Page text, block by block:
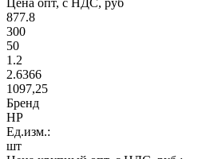
877.8
300
50
1.2
2.6366
1097,25
Бренд
НР
Ед.изм.:
шт